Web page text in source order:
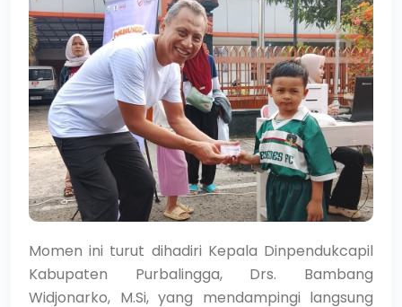
Momen ini turut dihadiri Kepala Dinpendukcapil
Kabupaten Purbalingga, Drs. Bambang
Widjonarko, M.Si, yang mendampingi langsung